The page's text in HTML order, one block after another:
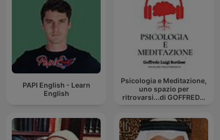
PAPI English - Learn
English
Psicologia e Meditazione,
uno spazio per
ritrovarsi...di GOFFREDO